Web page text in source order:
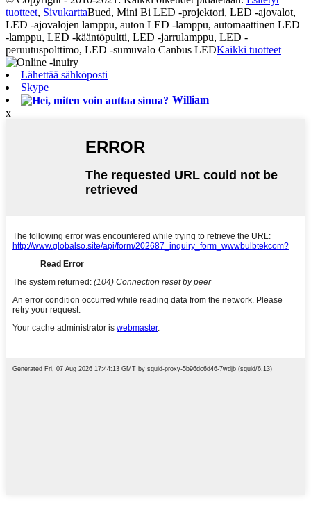
tuotteet, SivukarttaBued, Mini Bi LED -projektori, LED -ajovalot,
LED -ajovalojen lamppu, auton LED -lamppu, automaattinen LED
-lamppu, LED -kääntöpultti, LED -jarrulamppu, LED -
peruutuspolttimo, LED -sumuvalo Canbus LEDKaikki tuotteet
Lähettää sähköposti
Skype
William
x